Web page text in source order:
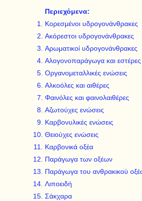
Περιεχόμενα:
Κορεσμένοι υδρογονάνθρακες
Ακόρεστοι υδρογονάνθρακες
Αρωματικοί υδρογονάνθρακες
Αλογονοπαράγωγα και
Οργανομεταλλικές ενώσεις
Αλκοόλες και αιθέρες
Φαινόλες και φαινολαιθέρες
Αζωτούχες ενώσεις
Καρβονυλικές ενώσεις
Θειούχες ενώσεις
Καρβονικά οξέα
Παράγωγα των οξέων
Παράγωγα του ανθρακικού
Λιποειδή
Σάκχαρα